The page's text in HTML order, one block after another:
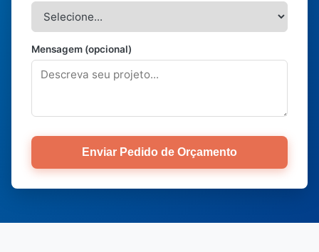
Mensagem (opcional)
Enviar Pedido de Orçamento